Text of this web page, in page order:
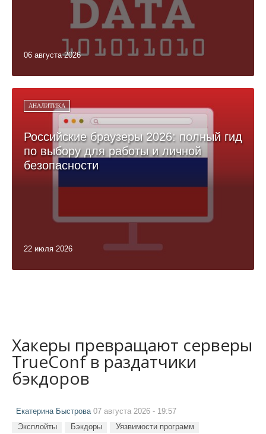
06 августа 2026
АНАЛИТИКА
Российские браузеры 2026: полный гид
по выбору для работы и личной
безопасности
22 июля 2026
Хакеры превращают серверы
TrueConf в раздатчики
бэкдоров
Екатерина Быстрова07 августа 2026 - 19:57
Эксплойты Бэкдоры
Уязвимости программ